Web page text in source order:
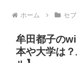
ホーム セ
牟田都子の
本や大学は